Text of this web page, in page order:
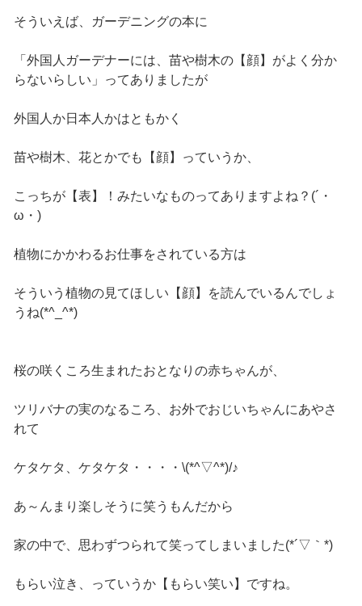
そういえば、ガーデニングの本に
「外国人ガーデナーには、苗や樹木の【顔】がよく分か
らないらしい」ってありましたが
外国人か日本人かはともかく
苗や樹木、花とかでも【顔】っていうか、
こっちが【表】！みたいなものってありますよね？(´・
ω・)
植物にかかわるお仕事をされている方は
そういう植物の見てほしい【顔】を読んでいるんでしょ
うね(*^_^*)
桜の咲くころ生まれたおとなりの赤ちゃんが、
ツリバナの実のなるころ、お外でおじいちゃんにあやさ
れて
ケタケタ、ケタケタ・・・・\(*^▽^*)/♪
あ～んまり楽しそうに笑うもんだから
家の中で、思わずつられて笑ってしまいました(*´▽｀*)
もらい泣き、っていうか【もらい笑い】ですね。